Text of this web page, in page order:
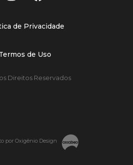
de Privacidade
de Uso
Direitos Reservados
por Oxigênio Design